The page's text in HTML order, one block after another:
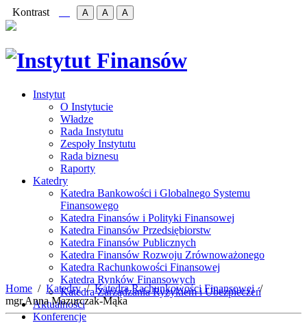
Kontrast A A A
Instytut
O Instytucie
Władze
Rada Instytutu
Zespoły Instytutu
Rada biznesu
Raporty
Katedry
Katedra Bankowości i Globalnego Systemu
Finansowego
Katedra Finansów i Polityki Finansowej
Katedra Finansów Przedsiębiorstw
Katedra Finansów Publicznych
Katedra Finansów Rozwoju Zrównoważonego
Katedra Rachunkowości Finansowej
Katedra Rynków Finansowych
Katedra Zarządzania Ryzykiem i Ubezpieczeń
Aktualności
Konferencje
Home Katedry
Katedra Rachunkowości Finansowej
mgr Anna Mazurczak-Mąka